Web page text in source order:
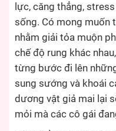
lực, căng thẳng,
sống. Có mong muốn
nhằm giải tỏa muộn
chế độ rung khác
từng bước đi lên
sung sướng và khoái
dương vật giả mai lại
mỏi mà các cô gái